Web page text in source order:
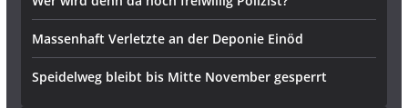
Massenhaft Verletzte an der Deponie Einöd
Speidelweg bleibt bis Mitte November gesperrt